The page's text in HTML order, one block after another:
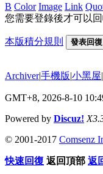
B Color Image Link
您需要登錄後才可以
本版積分規則 發表回復
Archiver|手機版|小黑屋|
GMT+8, 2026-8-10
Powered by Discuz!
© 2001-2017 Comsenz
快速回復 返回頂部 返